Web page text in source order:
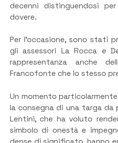
decenni distinguendosi
dovere.
Per l’occasione, sono stati
gli assessori La Rocca e
rappresentanza anche
Francofonte che lo stesso
Un momento
la consegna di una targa da
Lentini, che ha voluto
simbolo di onestà e